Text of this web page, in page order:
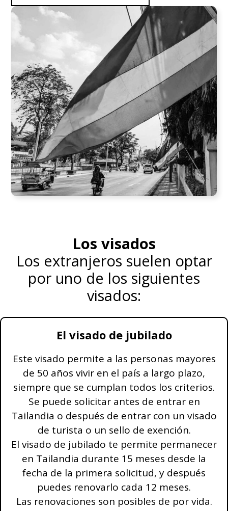
Los visados
Los extranjeros suelen optar
por uno de los siguientes
visados:
El visado de jubilado
Este visado permite a las personas mayores
de 50 años vivir en el país a largo plazo,
siempre que se cumplan todos los criterios.
Se puede solicitar antes de entrar en
Tailandia o después de entrar con un visado
de turista o un sello de exención.
El visado de jubilado te permite permanecer
en Tailandia durante 15 meses desde la
fecha de la primera solicitud, y después
puedes renovarlo cada 12 meses.
Las renovaciones son posibles de por vida.